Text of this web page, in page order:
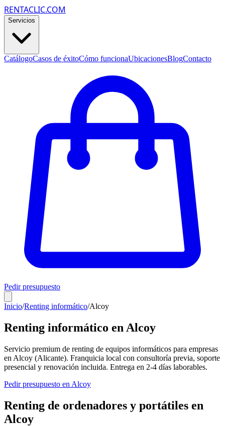
RENTACLIC.COM
Servicios
CatálogoCasos de éxitoCómo funcionaUbicacionesBlogContacto
Pedir presupuesto
Inicio/Renting informático/Alcoy
Renting informático en Alcoy
Servicio premium de renting de equipos informáticos para empresas
en Alcoy (Alicante). Franquicia local con consultoría previa, soporte
presencial y renovación incluida. Entrega en 2-4 días laborables.
Pedir presupuesto en Alcoy
Renting de ordenadores y portátiles en
Alcoy